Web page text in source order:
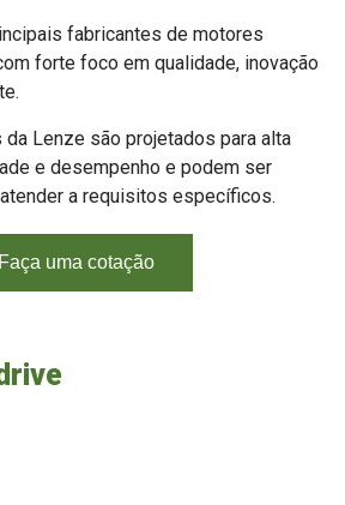
fabricantes de motores
forte foco em qualidade, inovação
Lenze são projetados para alta
e desempenho e podem ser
a requisitos específicos.
Faça uma cotação